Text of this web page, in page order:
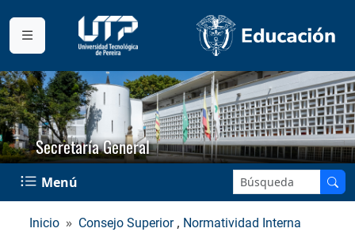
Secretaría General
Menú Buscar en el sitio:
Inicio Consejo Superior, Normatividad Interna